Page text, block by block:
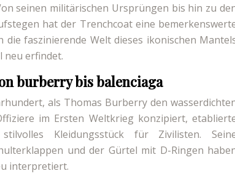
seinen militärischen Ursprüngen bis hin zu
hat der Trenchcoat eine
faszinierende Welt dieses ikonischen
neu erfindet.
burberry bis balenciaga
als Thomas Burberry den
im Ersten Weltkrieg konzipiert,
Kleidungsstück für Zivilisten.
und der Gürtel mit D-Ringen
interpretiert.